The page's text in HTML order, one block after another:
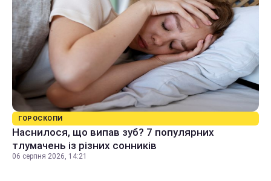
ГОРОСКОПИ
Наснилося, що випав зуб? 7 популярних
тлумачень із різних сонників
06 серпня 2026, 14:21